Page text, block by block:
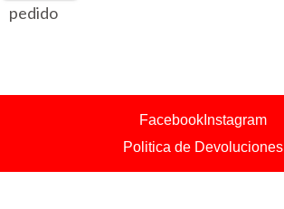
pedido
FacebookInstagram
Politica de Devoluciones